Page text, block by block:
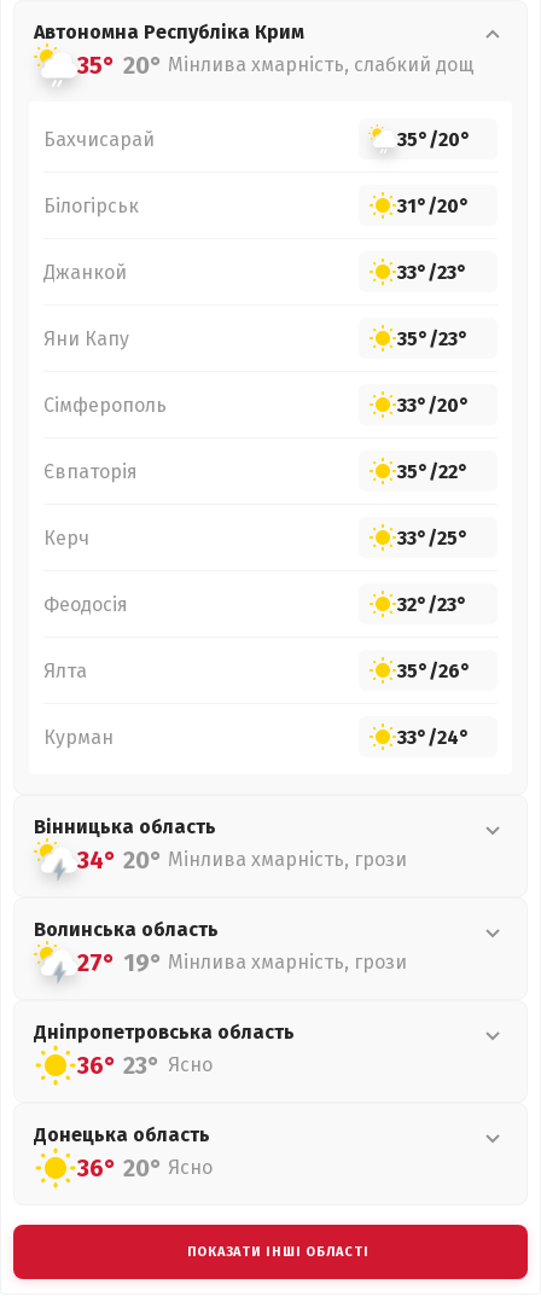
Автономна Республіка Крим
35° 20° Мінлива хмарність, слабкий дощ
Бахчисарай 35°/20°
Білогірськ 31°/20°
Джанкой 33°/23°
Яни Капу 35°/23°
Сімферополь 33°/20°
Євпаторія 35°/22°
Керч 33°/25°
Феодосія 32°/23°
Ялта 35°/26°
Курман 33°/24°
Вінницька область
34° 20° Мінлива хмарність, грози
Волинська область
27° 19° Мінлива хмарність, грози
Дніпропетровська область
36° 23° Ясно
Донецька область
36° 20° Ясно
ПОКАЗАТИ ІНШІ ОБЛАСТІ